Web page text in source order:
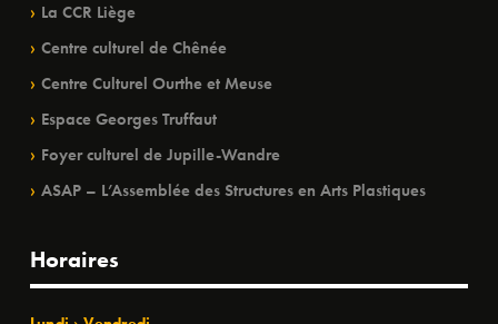
La CCR Liège
Centre culturel de Chênée
Centre Culturel Ourthe et Meuse
Espace Georges Truffaut
Foyer culturel de Jupille-Wandre
ASAP – L’Assemblée des Structures en Arts Plastiques
Horaires